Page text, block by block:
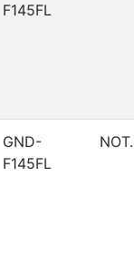
F145FL
GND-
F145FL